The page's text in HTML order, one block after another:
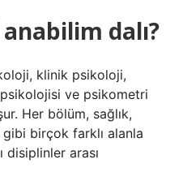
dalı?
klinik psikoloji,
ve psikometri
Her bölüm, sağlık,
birçok farklı alanla
disiplinler arası